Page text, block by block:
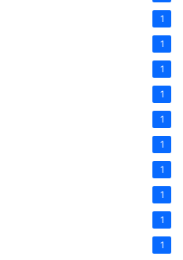
1
1
1
1
1
1
1
1
1
1